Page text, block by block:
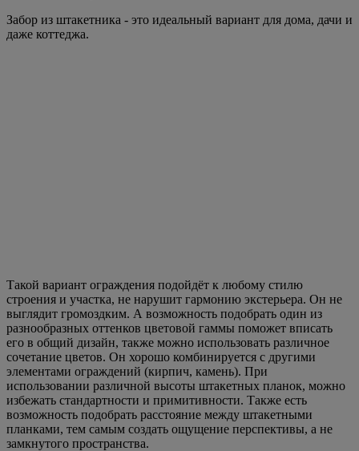
Забор из штакетника - это идеальный вариант для дома, дачи и
даже коттеджа.
Такой вариант ограждения подойдёт к любому стилю
строения и участка, не нарушит гармонию экстерьера. Он не
выглядит громоздким. А возможность подобрать один из
разнообразных оттенков цветовой гаммы поможет вписать
его в общий дизайн, также можно использовать различное
сочетание цветов. Он хорошо комбинируется с другими
элементами ограждений (кирпич, камень). При
использовании различной высоты штакетных планок, можно
избежать стандартности и примитивности. Также есть
возможность подобрать расстояние между штакетными
планками, тем самым создать ощущение перспективы, а не
замкнутого пространства.